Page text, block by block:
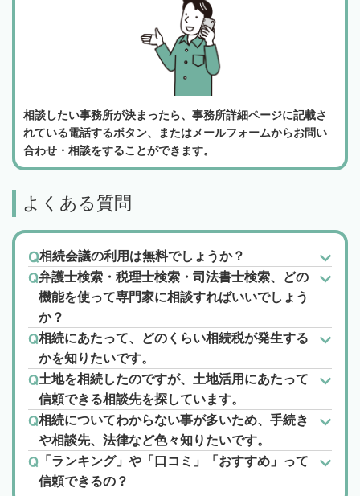
相談したい事務所が決まったら、事務所詳細ページに記載さ
れている電話するボタン、またはメールフォームからお問い
合わせ・相談をすることができます。
よくある質問
相続会議の利用は無料でしょうか？
弁護士検索・税理士検索・司法書士検索、どの
機能を使って専門家に相談すればいいでしょう
か？
相続にあたって、どのくらい相続税が発生する
かを知りたいです。
土地を相続したのですが、土地活用にあたって
信頼できる相談先を探しています。
相続についてわからない事が多いため、手続き
や相談先、法律など色々知りたいです。
「ランキング」や「口コミ」「おすすめ」って
信頼できるの？